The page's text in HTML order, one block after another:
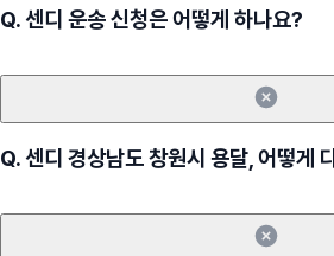
Q.센디 운송 신청은 어떻게 하나요?
Q.센디 경상남도 창원시 용달, 어떻게